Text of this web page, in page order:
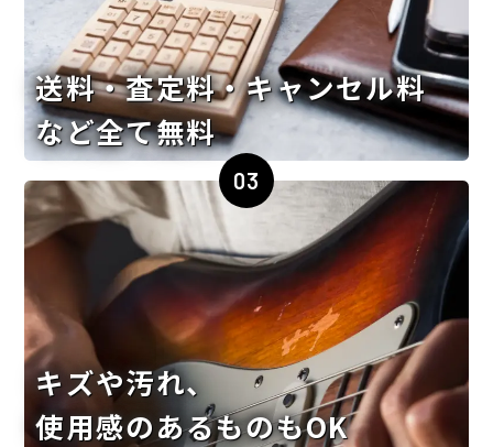
送料・査定料・キャンセル料
など全て無料
03
キズや汚れ、
使用感のあるものもOK